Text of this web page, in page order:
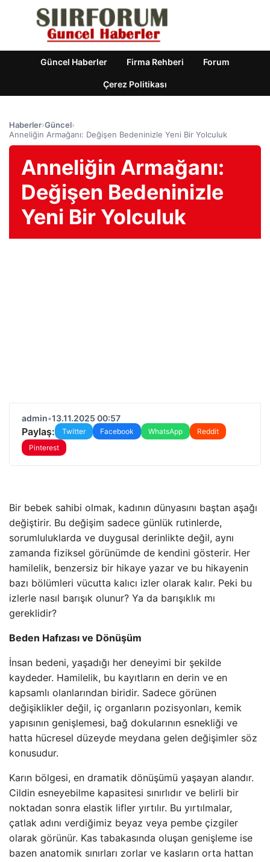
Güncel Haberler Firma Rehberi Forum
Çerez Politikası
Haberler›Güncel›
Anneliğin Armağanı: Değişen Bedeninizle Yeni Bir Yolculuk
Anneliğin Armağanı:
Değişen Bedeninizle
Yeni Bir Yolculuk
admin•13.11.2025 00:57
Paylaş: Twitter Facebook WhatsApp
Reddit
Pinterest
Bir bebek sahibi olmak, kadının dünyasını baştan aşağı
değiştirir. Bu değişim sadece günlük rutinlerde,
sorumluluklarda ve duygusal derinlikte değil, aynı
zamanda fiziksel görünümde de kendini gösterir. Her
hamilelik, benzersiz bir hikaye yazar ve bu hikayenin
bazı bölümleri vücutta kalıcı izler olarak kalır. Peki bu
izlerle nasıl barışık olunur? Ya da barışıklık mı
gereklidir?
Beden Hafızası ve Dönüşüm
İnsan bedeni, yaşadığı her deneyimi bir şekilde
kaydeder. Hamilelik, bu kayıtların en derin ve en
kapsamlı olanlarından biridir. Sadece görünen
değişiklikler değil, iç organların pozisyonları, kemik
yapısının genişlemesi, bağ dokularının esnekliği ve
hatta hücresel düzeyde meydana gelen değişimler söz
konusudur.
Karın bölgesi, en dramatik dönüşümü yaşayan alandır.
Cildin esneyebilme kapasitesi sınırlıdır ve belirli bir
noktadan sonra elastik lifler yırtılır. Bu yırtılmalar,
çatlak adını verdiğimiz beyaz veya pembe çizgiler
olarak görünür. Kas tabakasında oluşan genişleme ise
bazen anatomik sınırları zorlar ve kasların orta hattan